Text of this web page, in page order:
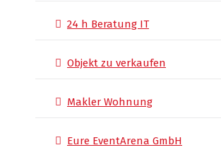
24 h Beratung IT
Objekt zu verkaufen
Makler Wohnung
Eure EventArena GmbH